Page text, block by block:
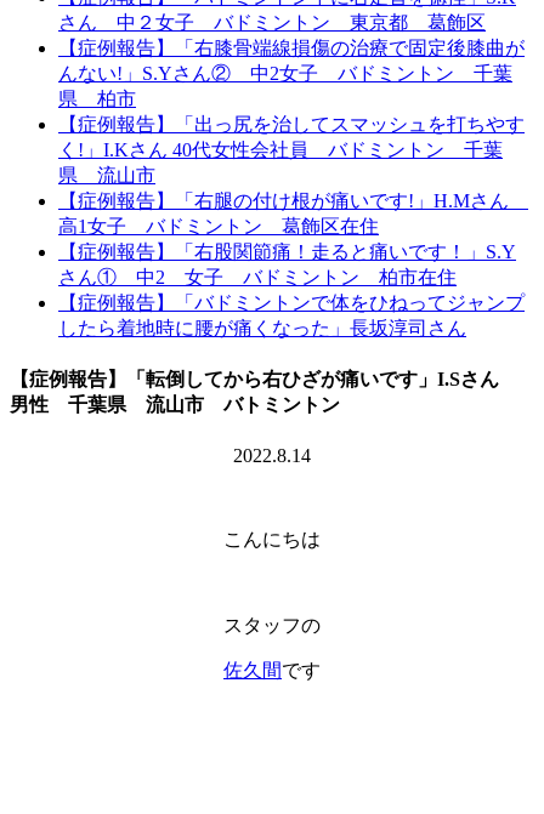
さん 中２女子 バドミントン 東京都 葛飾区
【症例報告】「右膝骨端線損傷の治療で固定後膝曲が
んない!」S.Yさん② 中2女子 バドミントン 千葉
県 柏市
【症例報告】「出っ尻を治してスマッシュを打ちやす
く!」I.Kさん 40代女性会社員 バドミントン 千葉
県 流山市
【症例報告】「右腿の付け根が痛いです!」H.Mさん
高1女子 バドミントン 葛飾区在住
【症例報告】「右股関節痛！走ると痛いです！」S.Y
さん① 中2 女子 バドミントン 柏市在住
【症例報告】「バドミントンで体をひねってジャンプ
したら着地時に腰が痛くなった」長坂淳司さん
【症例報告】「転倒してから右ひざが痛いです」I.Sさん
男性 千葉県 流山市 バトミントン
2022.8.14
こんにちは
スタッフの
佐久間です